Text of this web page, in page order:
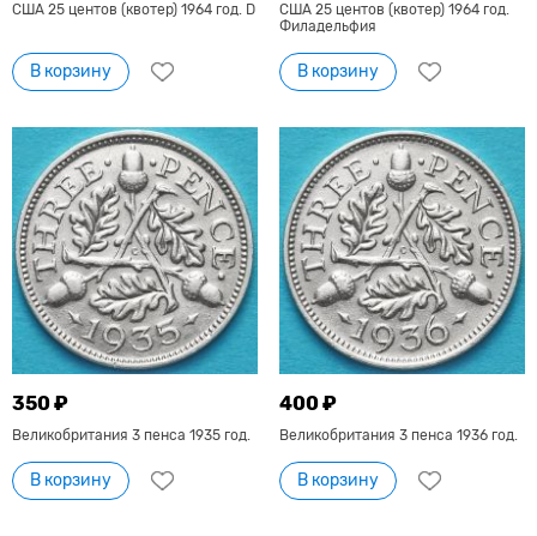
США 25 центов (квотер) 1964 год. D
В корзину
США 25 центов (квотер) 1964 год.
Филадельфия
В корзину
350 ₽
Великобритания 3 пенса 1935 год.
В корзину
400 ₽
Великобритания 3 пенса 1936 год.
В корзину